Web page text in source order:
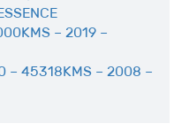
– 2019 –
– 45318KMS – 2008 –